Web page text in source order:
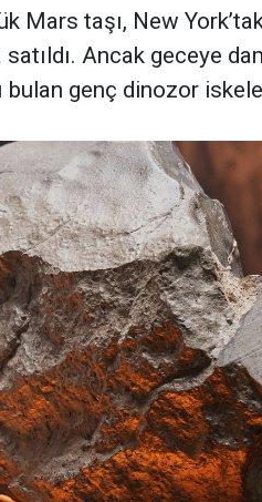
Mars taşı, New
Ancak geceye
bulan genç dinozor